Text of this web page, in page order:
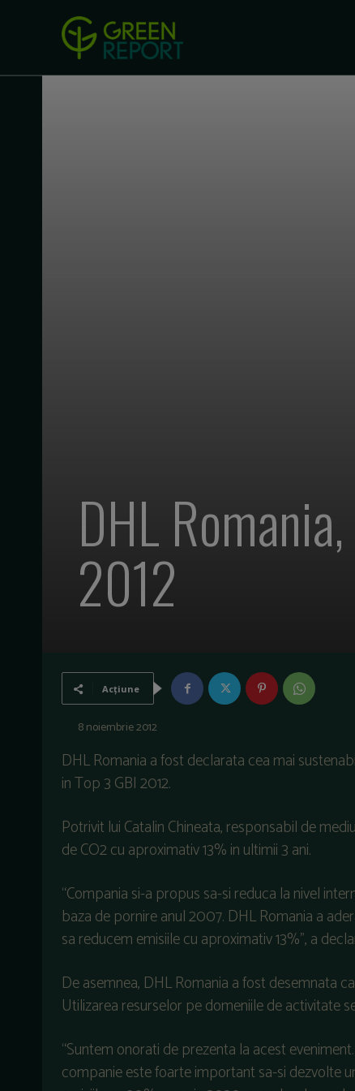
DHL
2012
Acțiune
8 noiembrie 2012
DHL Romania a fost declarata cea mai
in Top 3 GBI 2012.
Potrivit lui Catalin Chineata, responsabil de
de CO2 cu aproximativ 13% in ultimii 3 ani.
“Compania si-a propus sa-si reduca la nivel
baza de pornire anul 2007. DHL Romania a
sa reducem emisiile cu aproximativ 13%”, a
De asemnea, DHL Romania a fost desemnata
Utilizarea resurselor pe domeniile de activitate
“Suntem onorati de prezenta la acest
companie este foarte important sa-si dezvolte